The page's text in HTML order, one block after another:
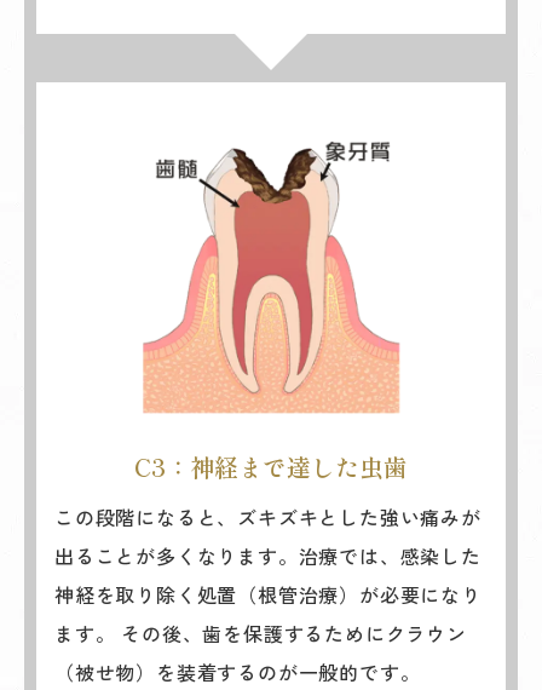
C3：神経まで達した虫歯
この段階になると、ズキズキとした強い痛みが
出ることが多くなります。治療では、感染した
神経を取り除く処置（根管治療）が必要になり
ます。 その後、歯を保護するためにクラウン
（被せ物）を装着するのが一般的です。